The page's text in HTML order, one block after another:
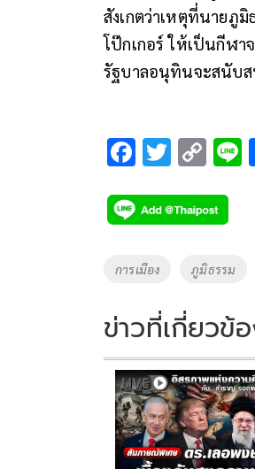
สังเกตว่าเหตุที่นายภู
โป๊กเกอร์ ให้เป็นกีฬ
รัฐบาลอนุทินจะสนับ
F
e
b
o
k
T
tt
er
C
p
y
Li
k
Tags
การเมือง ภูมิธรรม
ข่าวที่เกี่ยวข้